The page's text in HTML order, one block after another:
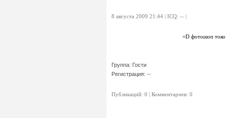
8 августа 2009 21:44 | ICQ: -- |
Группа: Гости
Регистрация: --
=D фотошоп токо
Публикаций: 0 | Комментариев: 0